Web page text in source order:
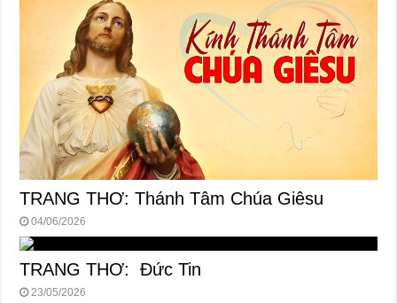
TRANG THƠ: Thánh Tâm Chúa Giêsu
04/06/2026
TRANG THƠ: Đức Tin
23/05/2026